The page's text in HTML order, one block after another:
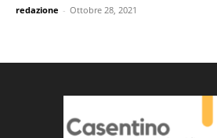
redazione - Ottobre 28, 2021